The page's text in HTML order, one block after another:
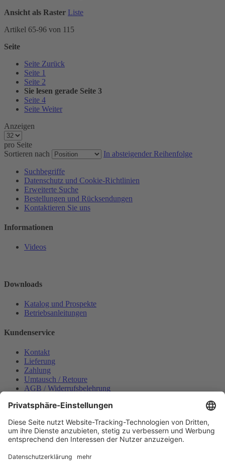
Ansicht als Raster Liste
Artikel 65-96 von 115
Seite
Seite Zurück
Seite 1
Seite 2
Sie lesen gerade Seite 3
Seite 4
Seite Weiter
Anzeigen
pro Seite
Sortieren nach
In absteigender Reihenfolge
Suchbegriffe
Datenschutz und Cookie-Richtlinien
Erweiterte Suche
Bestellungen und Rücksendungen
Kontaktieren Sie uns
Informationen
Videos
Downloads
Katalog und Prospekte
Betriebsanleitungen
Kundenservice
Kontakt
Lieferung
Zahlung
Umtausch / Retoure
AGB / Widerrufsbelehrung
Datenschutzerklärung
Bestellung widerrufen
Mein konto